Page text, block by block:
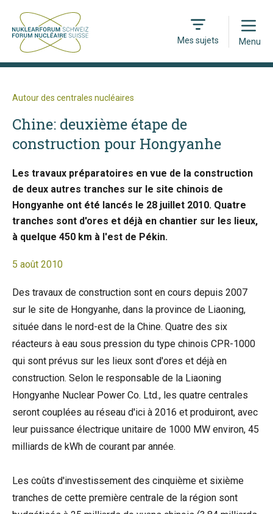
Mes sujets
Open
Menu
Autour des centrales nucléaires
Chine: deuxième étape de
construction pour Hongyanhe
Les travaux préparatoires en vue de la construction
de deux autres tranches sur le site chinois de
Hongyanhe ont été lancés le 28 juillet 2010. Quatre
tranches sont d'ores et déjà en chantier sur les lieux,
à quelque 450 km à l'est de Pékin.
5 août 2010
Des travaux de construction sont en cours depuis 2007
sur le site de Hongyanhe, dans la province de Liaoning,
située dans le nord-est de la Chine. Quatre des six
réacteurs à eau sous pression du type chinois CPR-1000
qui sont prévus sur les lieux sont d'ores et déjà en
construction. Selon le responsable de la Liaoning
Hongyanhe Nuclear Power Co. Ltd., les quatre centrales
seront couplées au réseau d'ici à 2016 et produiront, avec
leur puissance électrique unitaire de 1000 MW environ, 45
milliards de kWh de courant par année.
Les coûts d'investissement des cinquième et sixième
tranches de cette première centrale de la région sont